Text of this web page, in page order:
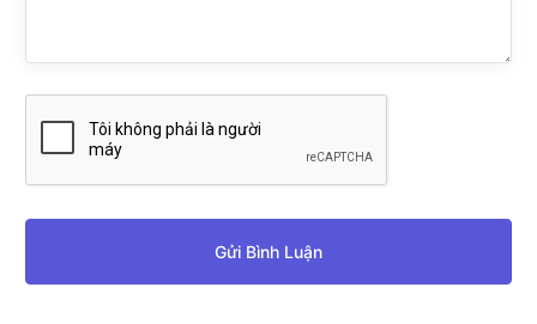
Gửi Bình Luận